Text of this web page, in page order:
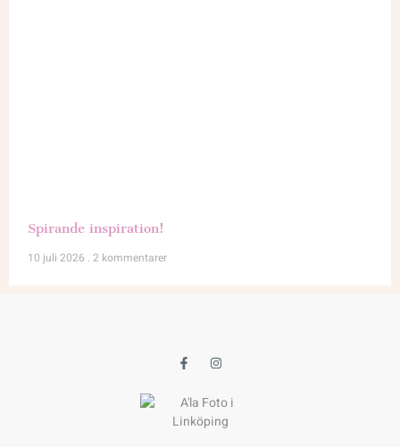
Spirande inspiration!
10 juli 2026 2 kommentarer